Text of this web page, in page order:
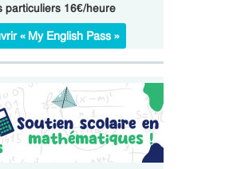
particuliers 16€/heure
« My English Pass »